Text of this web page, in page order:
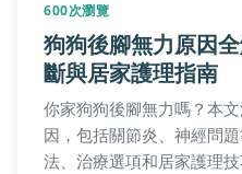
600次瀏覽
狗狗後腳無力原因
斷與居家護理指南
你家狗狗後腳無力嗎？本
因，包括關節炎、神經問
法、治療選項和居家護理技